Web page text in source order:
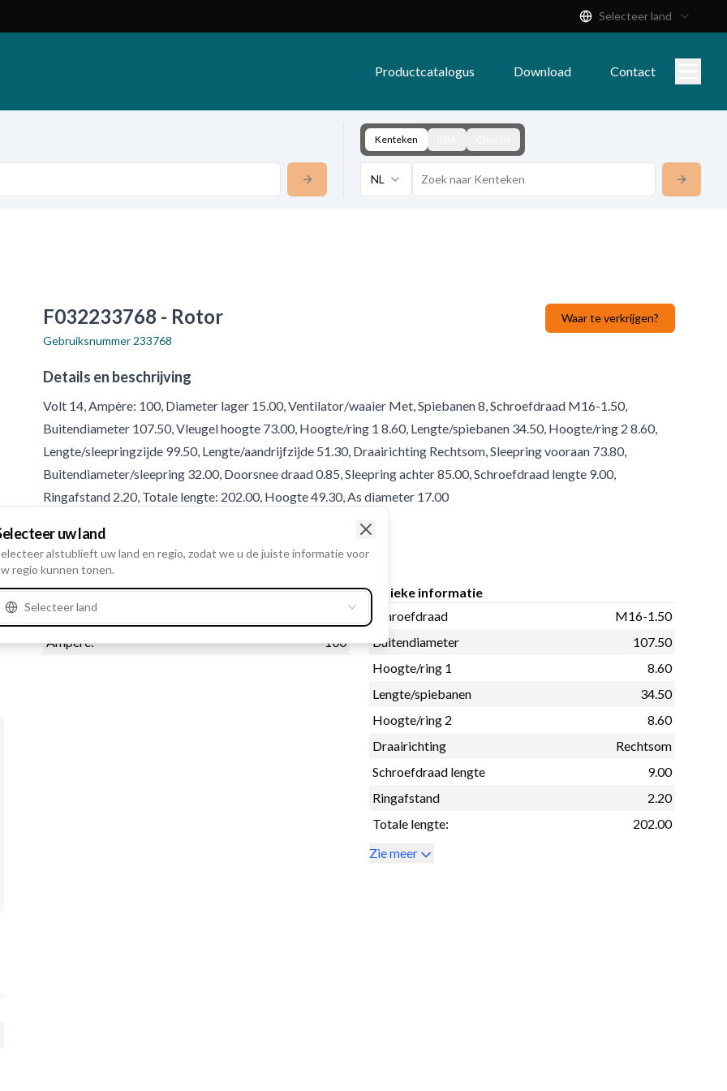
Selecteer land
Productcatalogus Download Contact
Kenteken
NL
F032233768 - Rotor
Waar te verkrijgen?
Gebruiksnummer 233768
Details en beschrijving
Volt 14, Ampère: 100, Diameter lager 15.00, Ventilator/waaier Met, Spiebanen 8, Schroefdraad M16-1.50,
Buitendiameter 107.50, Vleugel hoogte 73.00, Hoogte/ring 1 8.60, Lengte/spiebanen 34.50, Hoogte/ring 2 8.60,
Lengte/sleepringzijde 99.50, Lengte/aandrijfzijde 51.30, Draairichting Rechtsom, Sleepring vooraan 73.80,
Buitendiameter/sleepring 32.00, Doorsnee draad 0.85, Sleepring achter 85.00, Schroefdraad lengte 9.00,
Ringafstand 2.20, Totale lengte: 202.00, Hoogte 49.30, As diameter 17.00
Electrische informatie
Volt
Ampère:
100
Fysieke informatie
Schroefdraad
M16-1.50
Buitendiameter
107.50
Hoogte/ring 1
8.60
Lengte/spiebanen
34.50
Hoogte/ring 2
8.60
Draairichting
Rechtsom
Schroefdraad lengte
9.00
Ringafstand
2.20
Totale lengte:
202.00
Zie meer
uw land
alstublieft uw land en regio, zodat we u de juiste informatie voor
regio kunnen tonen.
Selecteer land